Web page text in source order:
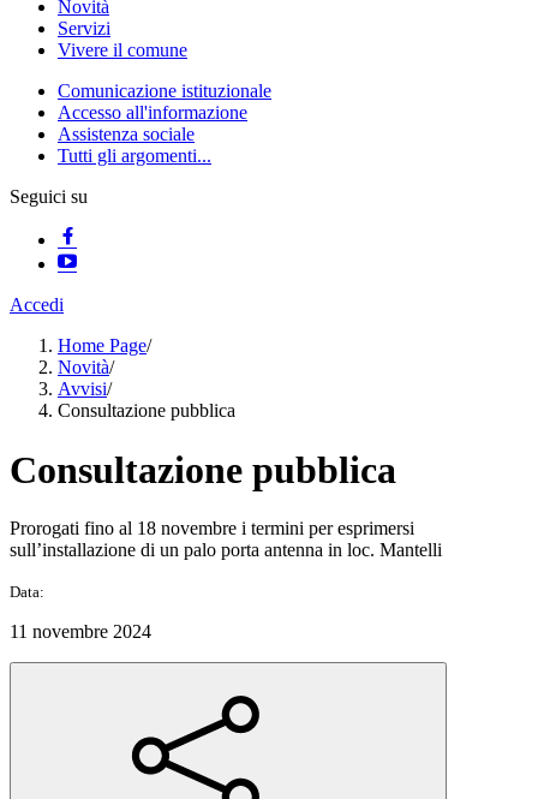
Novità
Servizi
Vivere il comune
Comunicazione istituzionale
Accesso all'informazione
Assistenza sociale
Tutti gli argomenti...
Seguici su
Accedi
Home Page/
Novità/
Avvisi/
Consultazione pubblica
Consultazione pubblica
Prorogati fino al 18 novembre i termini per esprimersi
sull’installazione di un palo porta antenna in loc. Mantelli
Data:
11 novembre 2024